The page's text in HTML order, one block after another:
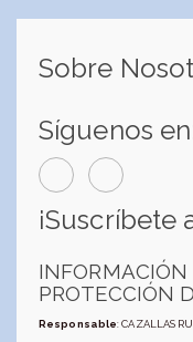
Sobre
Síguenos
¡Suscríbete
INFORMACIÓN
PROTECCIÓN
Responsable: CAZALLAS